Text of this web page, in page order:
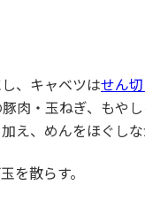
、キャベツはせん切
肉・玉ねぎ、もやし
え、めんをほぐし
を散らす。